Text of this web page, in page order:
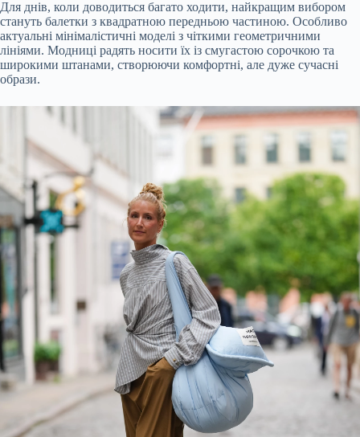
Для днів, коли доводиться багато ходити, найкращим вибором
стануть балетки з квадратною передньою частиною. Особливо
актуальні мінімалістичні моделі з чіткими геометричними
лініями. Модниці радять носити їх із смугастою сорочкою та
широкими штанами, створюючи комфортні, але дуже сучасні
образи.